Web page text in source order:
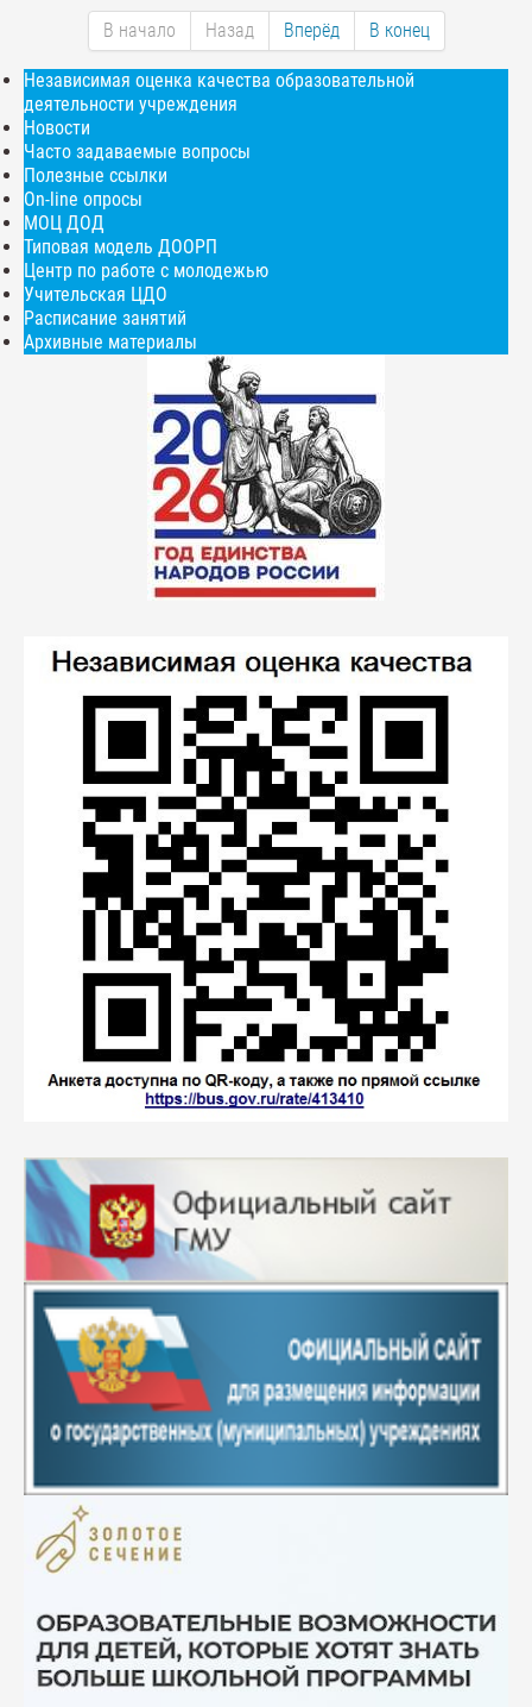
В начало Назад Вперёд В конец
Независимая оценка качества образовательной
деятельности учреждения
Новости
Часто задаваемые вопросы
Полезные ссылки
On-line опросы
МОЦ ДОД
Типовая модель ДООРП
Центр по работе с молодежью
Учительская ЦДО
Расписание занятий
Архивные материалы